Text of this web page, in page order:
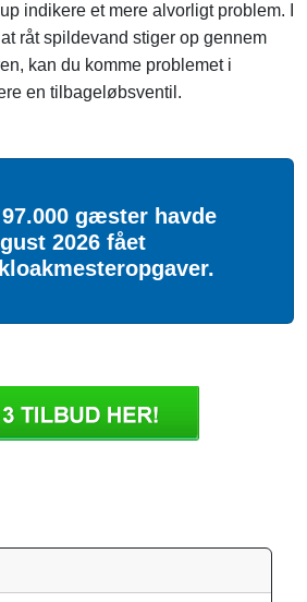
indikere et mere alvorligt problem. I
råt spildevand stiger op gennem
kan du komme problemet i
en tilbageløbsventil.
gæster havde
2026 fået